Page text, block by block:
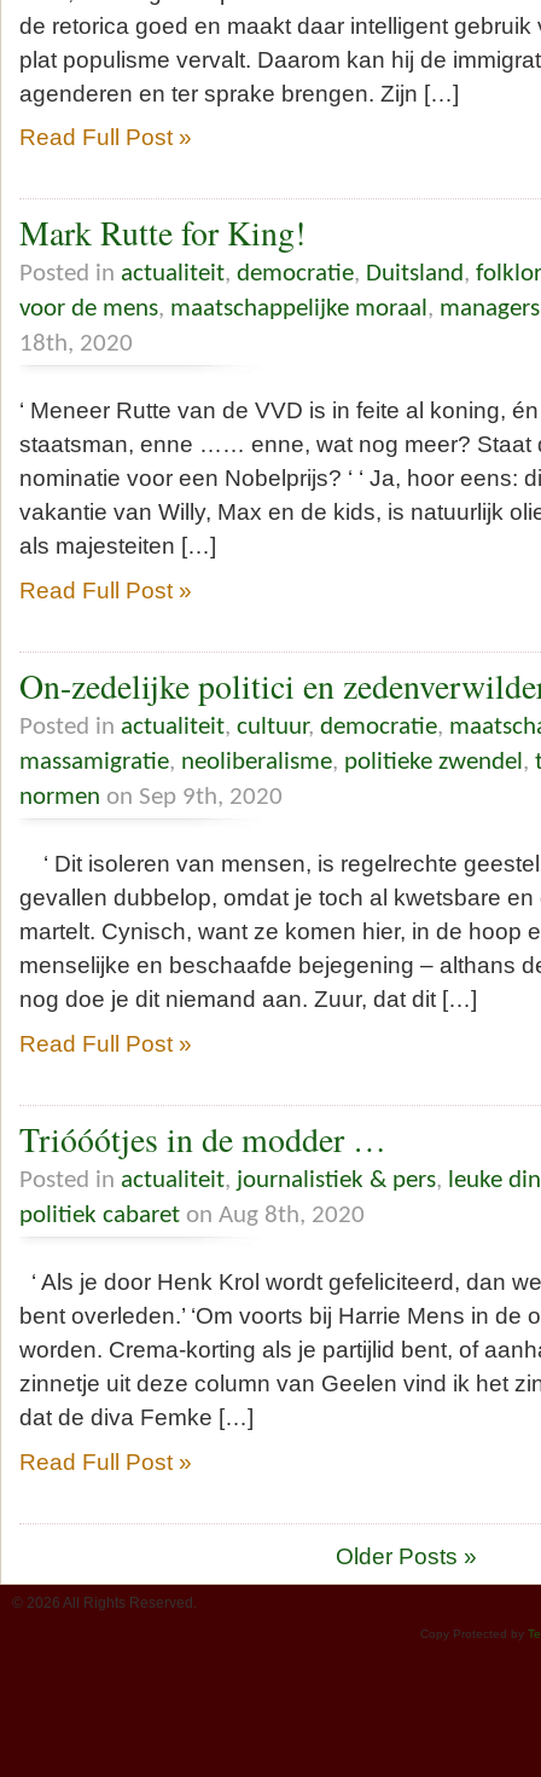
de retorica goed en maakt daar intelligent gebruik
plat populisme vervalt. Daarom kan hij de
agenderen en ter sprake brengen. Zijn […]
Read Full Post »
Mark Rutte for King!
Posted in actualiteit, democratie, Duitsland,
voor de mens, maatschappelijke moraal,
18th, 2020
‘ Meneer Rutte van de VVD is in feite al koning,
staatsman, enne …… enne, wat nog meer? Staat
nominatie voor een Nobelprijs? ‘ ‘ Ja, hoor eens:
vakantie van Willy, Max en de kids, is natuurlijk
als majesteiten […]
Read Full Post »
On-zedelijke politici en
Posted in actualiteit, cultuur, democratie,
massamigratie, neoliberalisme, politieke zwendel,
normen on Sep 9th, 2020
‘ Dit isoleren van mensen, is regelrechte
gevallen dubbelop, omdat je toch al kwetsbare
martelt. Cynisch, want ze komen hier, in de hoop
menselijke en beschaafde bejegening – althans
nog doe je dit niemand aan. Zuur, dat dit […]
Read Full Post »
Trióóótjes in de modder …
Posted in actualiteit, journalistiek & pers, leuke
politiek cabaret on Aug 8th, 2020
‘ Als je door Henk Krol wordt gefeliciteerd, dan
bent overleden.’ ‘Om voorts bij Harrie Mens in de
worden. Crema-korting als je partijlid bent, of
zinnetje uit deze column van Geelen vind ik het
dat de diva Femke […]
Read Full Post »
Older Posts »
© 2026 All Rights Reserved.
Copy Protected by